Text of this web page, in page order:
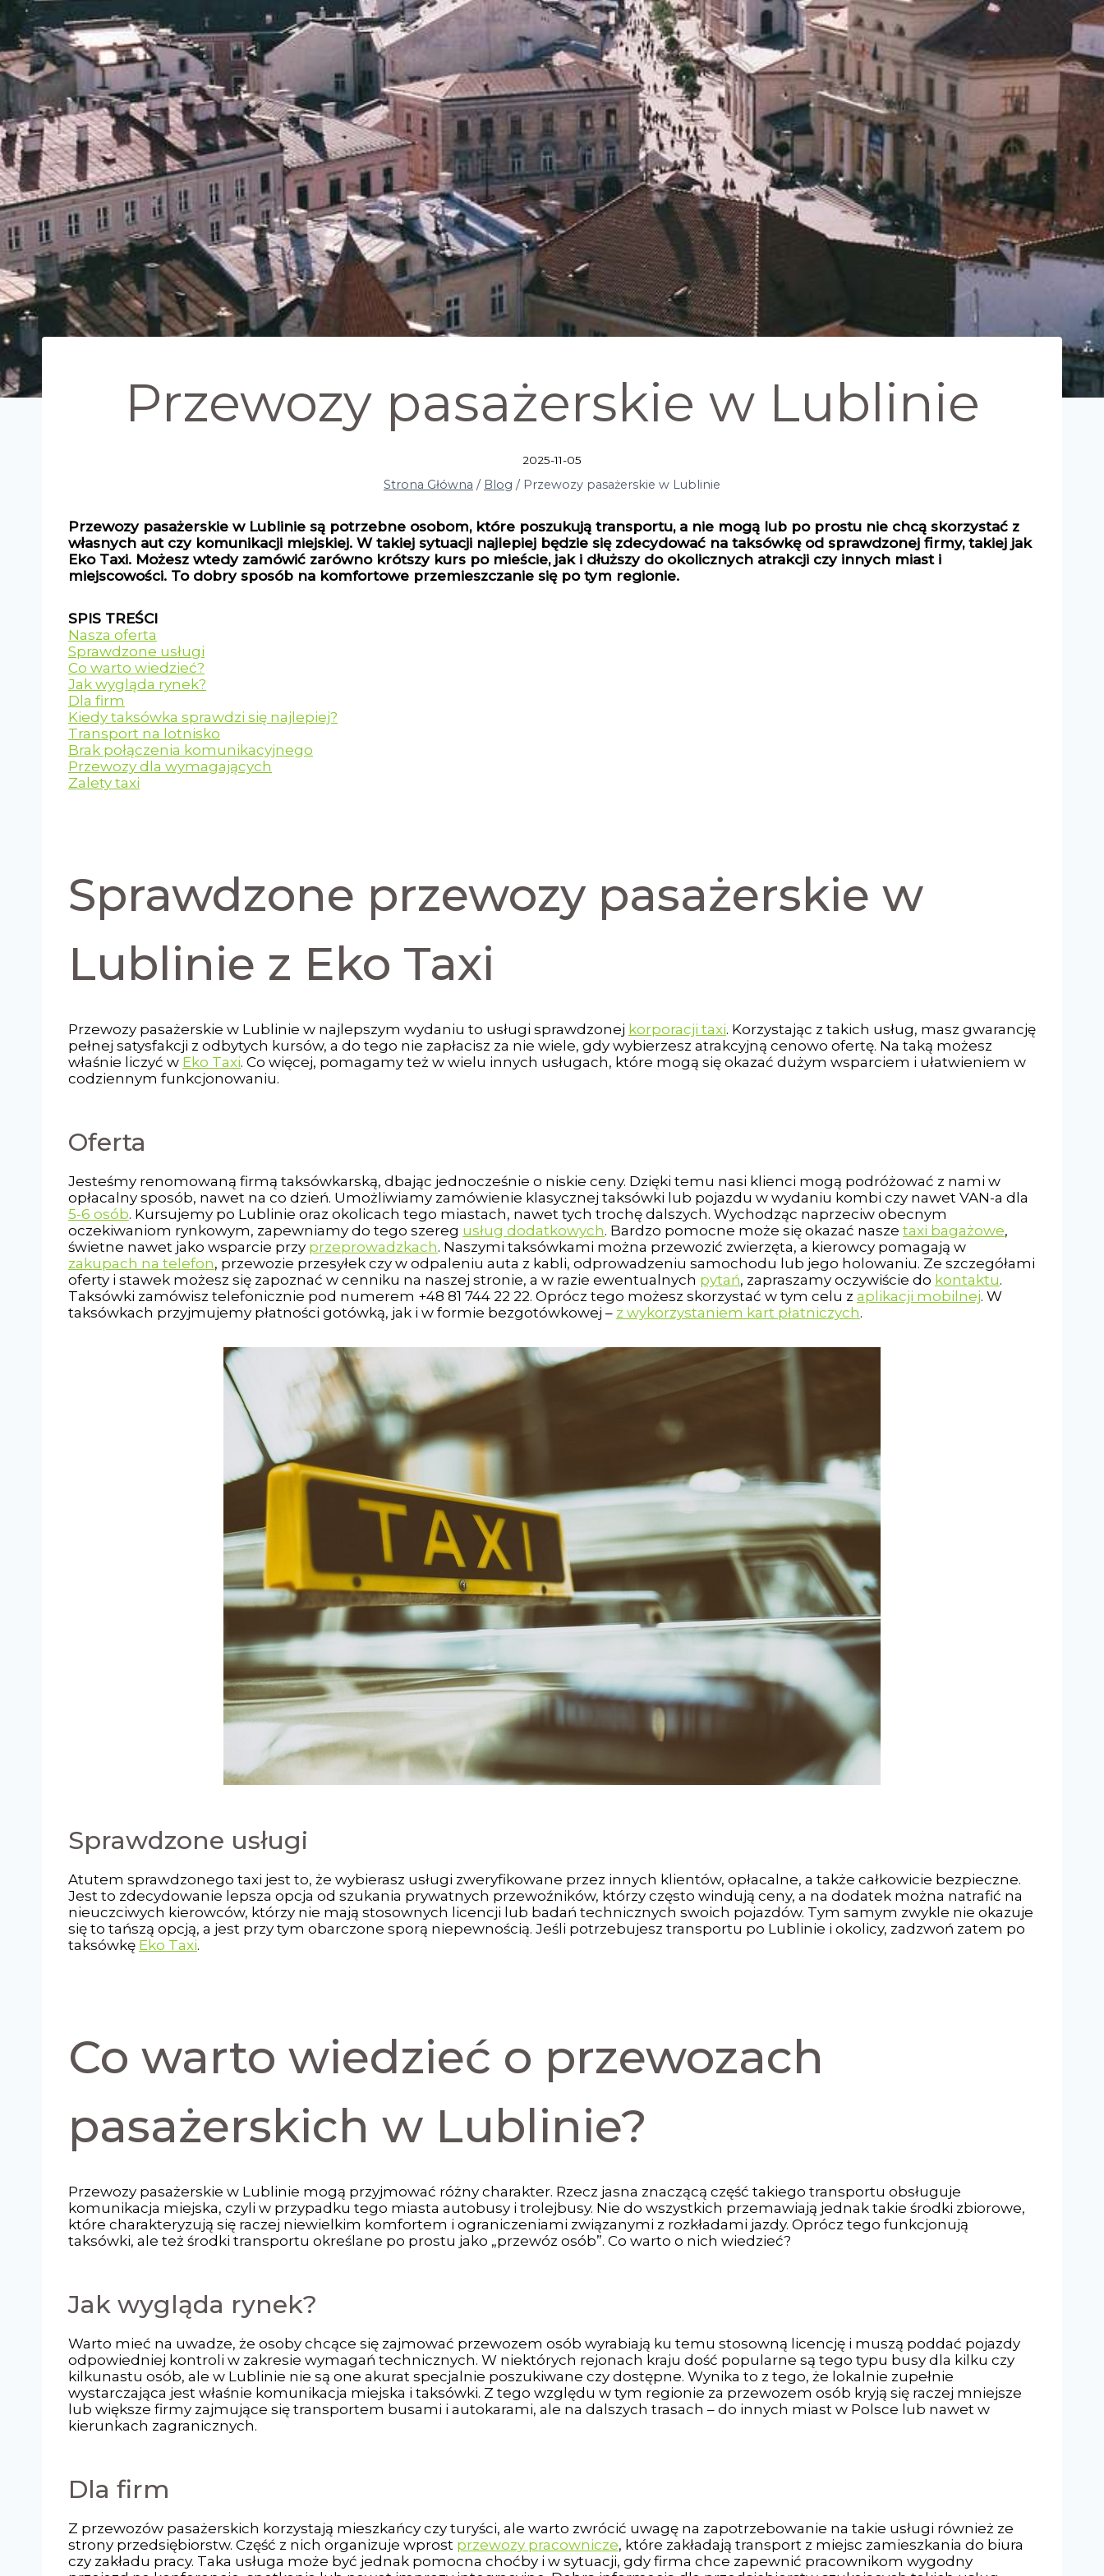
Przewozy pasażerskie w Lublinie
2025-11-05
Strona Główna / Blog / Przewozy pasażerskie w Lublinie
Przewozy pasażerskie w Lublinie są potrzebne osobom, które poszukują transportu, a nie mogą lub po prostu nie chcą skorzystać z
własnych aut czy komunikacji miejskiej. W takiej sytuacji najlepiej będzie się zdecydować na taksówkę od sprawdzonej firmy, takiej jak
Eko Taxi. Możesz wtedy zamówić zarówno krótszy kurs po mieście, jak i dłuższy do okolicznych atrakcji czy innych miast i
miejscowości. To dobry sposób na komfortowe przemieszczanie się po tym regionie.
SPIS TREŚCI
Nasza oferta
Sprawdzone usługi
Co warto wiedzieć?
Jak wygląda rynek?
Dla firm
Kiedy taksówka sprawdzi się najlepiej?
Transport na lotnisko
Brak połączenia komunikacyjnego
Przewozy dla wymagających
Zalety taxi
Sprawdzone przewozy pasażerskie w
Lublinie z Eko Taxi
Przewozy pasażerskie w Lublinie w najlepszym wydaniu to usługi sprawdzonej korporacji taxi. Korzystając z takich usług, masz gwarancję
pełnej satysfakcji z odbytych kursów, a do tego nie zapłacisz za nie wiele, gdy wybierzesz atrakcyjną cenowo ofertę. Na taką możesz
właśnie liczyć w Eko Taxi. Co więcej, pomagamy też w wielu innych usługach, które mogą się okazać dużym wsparciem i ułatwieniem w
codziennym funkcjonowaniu.
Oferta
Jesteśmy renomowaną firmą taksówkarską, dbając jednocześnie o niskie ceny. Dzięki temu nasi klienci mogą podróżować z nami w
opłacalny sposób, nawet na co dzień. Umożliwiamy zamówienie klasycznej taksówki lub pojazdu w wydaniu kombi czy nawet VAN-a dla
5-6 osób. Kursujemy po Lublinie oraz okolicach tego miastach, nawet tych trochę dalszych. Wychodząc naprzeciw obecnym
oczekiwaniom rynkowym, zapewniamy do tego szereg usług dodatkowych. Bardzo pomocne może się okazać nasze taxi bagażowe,
świetne nawet jako wsparcie przy przeprowadzkach. Naszymi taksówkami można przewozić zwierzęta, a kierowcy pomagają w
zakupach na telefon, przewozie przesyłek czy w odpaleniu auta z kabli, odprowadzeniu samochodu lub jego holowaniu. Ze szczegółami
oferty i stawek możesz się zapoznać w cenniku na naszej stronie, a w razie ewentualnych pytań, zapraszamy oczywiście do kontaktu.
Taksówki zamówisz telefonicznie pod numerem +48 81 744 22 22. Oprócz tego możesz skorzystać w tym celu z aplikacji mobilnej. W
taksówkach przyjmujemy płatności gotówką, jak i w formie bezgotówkowej – z wykorzystaniem kart płatniczych.
Sprawdzone usługi
Atutem sprawdzonego taxi jest to, że wybierasz usługi zweryfikowane przez innych klientów, opłacalne, a także całkowicie bezpieczne.
Jest to zdecydowanie lepsza opcja od szukania prywatnych przewoźników, którzy często windują ceny, a na dodatek można natrafić na
nieuczciwych kierowców, którzy nie mają stosownych licencji lub badań technicznych swoich pojazdów. Tym samym zwykle nie okazuje
się to tańszą opcją, a jest przy tym obarczone sporą niepewnością. Jeśli potrzebujesz transportu po Lublinie i okolicy, zadzwoń zatem po
taksówkę Eko Taxi.
Co warto wiedzieć o przewozach
pasażerskich w Lublinie?
Przewozy pasażerskie w Lublinie mogą przyjmować różny charakter. Rzecz jasna znaczącą część takiego transportu obsługuje
komunikacja miejska, czyli w przypadku tego miasta autobusy i trolejbusy. Nie do wszystkich przemawiają jednak takie środki zbiorowe,
które charakteryzują się raczej niewielkim komfortem i ograniczeniami związanymi z rozkładami jazdy. Oprócz tego funkcjonują
taksówki, ale też środki transportu określane po prostu jako „przewóz osób”. Co warto o nich wiedzieć?
Jak wygląda rynek?
Warto mieć na uwadze, że osoby chcące się zajmować przewozem osób wyrabiają ku temu stosowną licencję i muszą poddać pojazdy
odpowiedniej kontroli w zakresie wymagań technicznych. W niektórych rejonach kraju dość popularne są tego typu busy dla kilku czy
kilkunastu osób, ale w Lublinie nie są one akurat specjalnie poszukiwane czy dostępne. Wynika to z tego, że lokalnie zupełnie
wystarczająca jest właśnie komunikacja miejska i taksówki. Z tego względu w tym regionie za przewozem osób kryją się raczej mniejsze
lub większe firmy zajmujące się transportem busami i autokarami, ale na dalszych trasach – do innych miast w Polsce lub nawet w
kierunkach zagranicznych.
Dla firm
Z przewozów pasażerskich korzystają mieszkańcy czy turyści, ale warto zwrócić uwagę na zapotrzebowanie na takie usługi również ze
strony przedsiębiorstw. Część z nich organizuje wprost przewozy pracownicze, które zakładają transport z miejsc zamieszkania do biura
czy zakładu pracy. Taka usługa może być jednak pomocna choćby i w sytuacji, gdy firma chce zapewnić pracownikom wygodny